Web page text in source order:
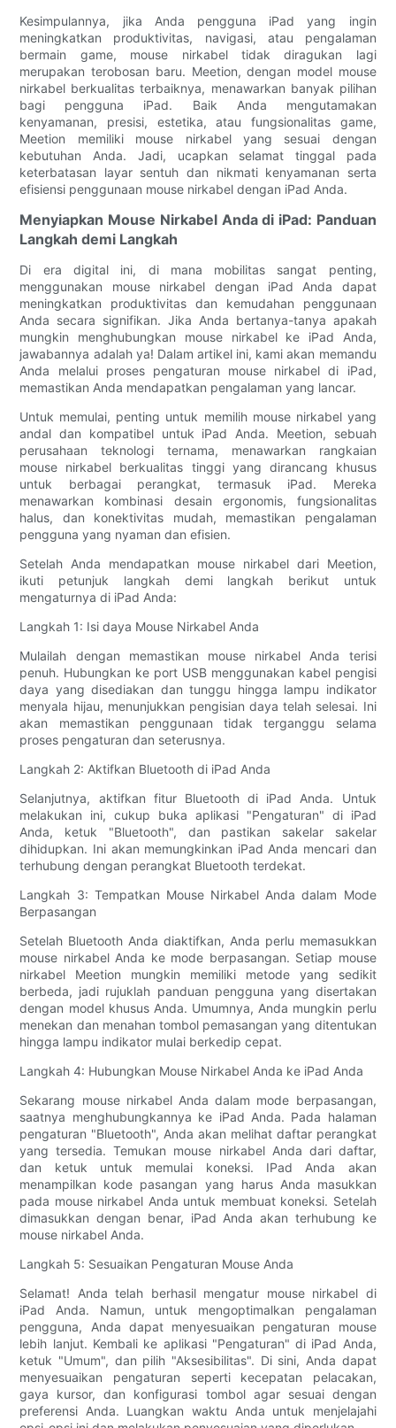
Kesimpulannya, jika Anda pengguna iPad yang ingin
meningkatkan produktivitas, navigasi, atau pengalaman
bermain game, mouse nirkabel tidak diragukan lagi
merupakan terobosan baru. Meetion, dengan model mouse
nirkabel berkualitas terbaiknya, menawarkan banyak pilihan
bagi pengguna iPad. Baik Anda mengutamakan
kenyamanan, presisi, estetika, atau fungsionalitas game,
Meetion memiliki mouse nirkabel yang sesuai dengan
kebutuhan Anda. Jadi, ucapkan selamat tinggal pada
keterbatasan layar sentuh dan nikmati kenyamanan serta
efisiensi penggunaan mouse nirkabel dengan iPad Anda.
Menyiapkan Mouse Nirkabel Anda di iPad: Panduan
Langkah demi Langkah
Di era digital ini, di mana mobilitas sangat penting,
menggunakan mouse nirkabel dengan iPad Anda dapat
meningkatkan produktivitas dan kemudahan penggunaan
Anda secara signifikan. Jika Anda bertanya-tanya apakah
mungkin menghubungkan mouse nirkabel ke iPad Anda,
jawabannya adalah ya! Dalam artikel ini, kami akan memandu
Anda melalui proses pengaturan mouse nirkabel di iPad,
memastikan Anda mendapatkan pengalaman yang lancar.
Untuk memulai, penting untuk memilih mouse nirkabel yang
andal dan kompatibel untuk iPad Anda. Meetion, sebuah
perusahaan teknologi ternama, menawarkan rangkaian
mouse nirkabel berkualitas tinggi yang dirancang khusus
untuk berbagai perangkat, termasuk iPad. Mereka
menawarkan kombinasi desain ergonomis, fungsionalitas
halus, dan konektivitas mudah, memastikan pengalaman
pengguna yang nyaman dan efisien.
Setelah Anda mendapatkan mouse nirkabel dari Meetion,
ikuti petunjuk langkah demi langkah berikut untuk
mengaturnya di iPad Anda:
Langkah 1: Isi daya Mouse Nirkabel Anda
Mulailah dengan memastikan mouse nirkabel Anda terisi
penuh. Hubungkan ke port USB menggunakan kabel pengisi
daya yang disediakan dan tunggu hingga lampu indikator
menyala hijau, menunjukkan pengisian daya telah selesai. Ini
akan memastikan penggunaan tidak terganggu selama
proses pengaturan dan seterusnya.
Langkah 2: Aktifkan Bluetooth di iPad Anda
Selanjutnya, aktifkan fitur Bluetooth di iPad Anda. Untuk
melakukan ini, cukup buka aplikasi "Pengaturan" di iPad
Anda, ketuk "Bluetooth", dan pastikan sakelar sakelar
dihidupkan. Ini akan memungkinkan iPad Anda mencari dan
terhubung dengan perangkat Bluetooth terdekat.
Langkah 3: Tempatkan Mouse Nirkabel Anda dalam Mode
Berpasangan
Setelah Bluetooth Anda diaktifkan, Anda perlu memasukkan
mouse nirkabel Anda ke mode berpasangan. Setiap mouse
nirkabel Meetion mungkin memiliki metode yang sedikit
berbeda, jadi rujuklah panduan pengguna yang disertakan
dengan model khusus Anda. Umumnya, Anda mungkin perlu
menekan dan menahan tombol pemasangan yang ditentukan
hingga lampu indikator mulai berkedip cepat.
Langkah 4: Hubungkan Mouse Nirkabel Anda ke iPad Anda
Sekarang mouse nirkabel Anda dalam mode berpasangan,
saatnya menghubungkannya ke iPad Anda. Pada halaman
pengaturan "Bluetooth", Anda akan melihat daftar perangkat
yang tersedia. Temukan mouse nirkabel Anda dari daftar,
dan ketuk untuk memulai koneksi. IPad Anda akan
menampilkan kode pasangan yang harus Anda masukkan
pada mouse nirkabel Anda untuk membuat koneksi. Setelah
dimasukkan dengan benar, iPad Anda akan terhubung ke
mouse nirkabel Anda.
Langkah 5: Sesuaikan Pengaturan Mouse Anda
Selamat! Anda telah berhasil mengatur mouse nirkabel di
iPad Anda. Namun, untuk mengoptimalkan pengalaman
pengguna, Anda dapat menyesuaikan pengaturan mouse
lebih lanjut. Kembali ke aplikasi "Pengaturan" di iPad Anda,
ketuk "Umum", dan pilih "Aksesibilitas". Di sini, Anda dapat
menyesuaikan pengaturan seperti kecepatan pelacakan,
gaya kursor, dan konfigurasi tombol agar sesuai dengan
preferensi Anda. Luangkan waktu Anda untuk menjelajahi